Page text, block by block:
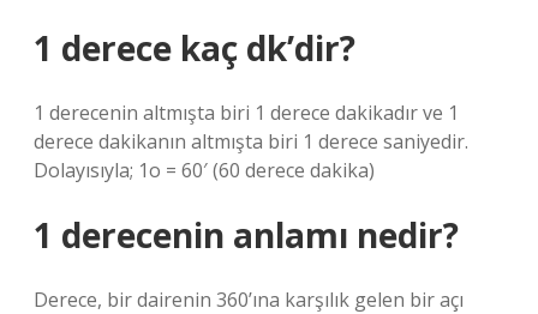
1 derece kaç dk’dir?
1 derecenin altmışta biri 1 derece dakikadır ve 1
derece dakikanın altmışta biri 1 derece saniyedir.
Dolayısıyla; 1o = 60′ (60 derece dakika)
1 derecenin anlamı nedir?
Derece, bir dairenin 360’ına karşılık gelen bir açı